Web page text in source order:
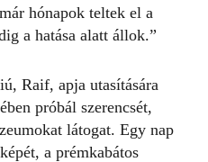
hónapok teltek el a
a hatása alatt állok.”
Raif, apja utasítására
próbál szerencsét,
látogat. Egy nap
a prémkabátos